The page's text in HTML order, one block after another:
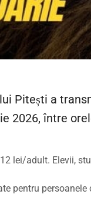
Pitești a
2026, între
lei/adult. Elevii,
pentru